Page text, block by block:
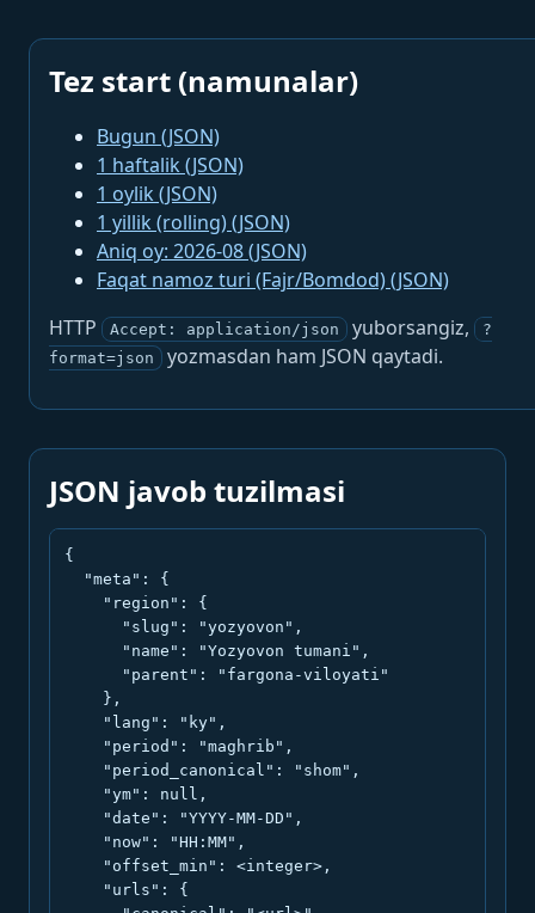
Tez start (namunalar)
Bugun (JSON)
1 haftalik (JSON)
1 oylik (JSON)
1 yillik (rolling) (JSON)
Aniq oy: 2026-08 (JSON)
Faqat namoz turi (Fajr/Bomdod) (JSON)
HTTP
Accept: application/json yuborsangiz,
?
format=json
yozmasdan ham JSON qaytadi.
JSON javob tuzilmasi
{
  "meta": {
    "region": {
      "slug": "yozyovon",
      "name": "Yozyovon tumani",
      "parent": "fargona-viloyati"
    },
    "lang": "ky",
    "period": "maghrib",
    "period_canonical": "shom",
    "ym": null,
    "date": "YYYY-MM-DD",
    "now": "HH:MM",
    "offset_min": <integer>,
    "urls": {